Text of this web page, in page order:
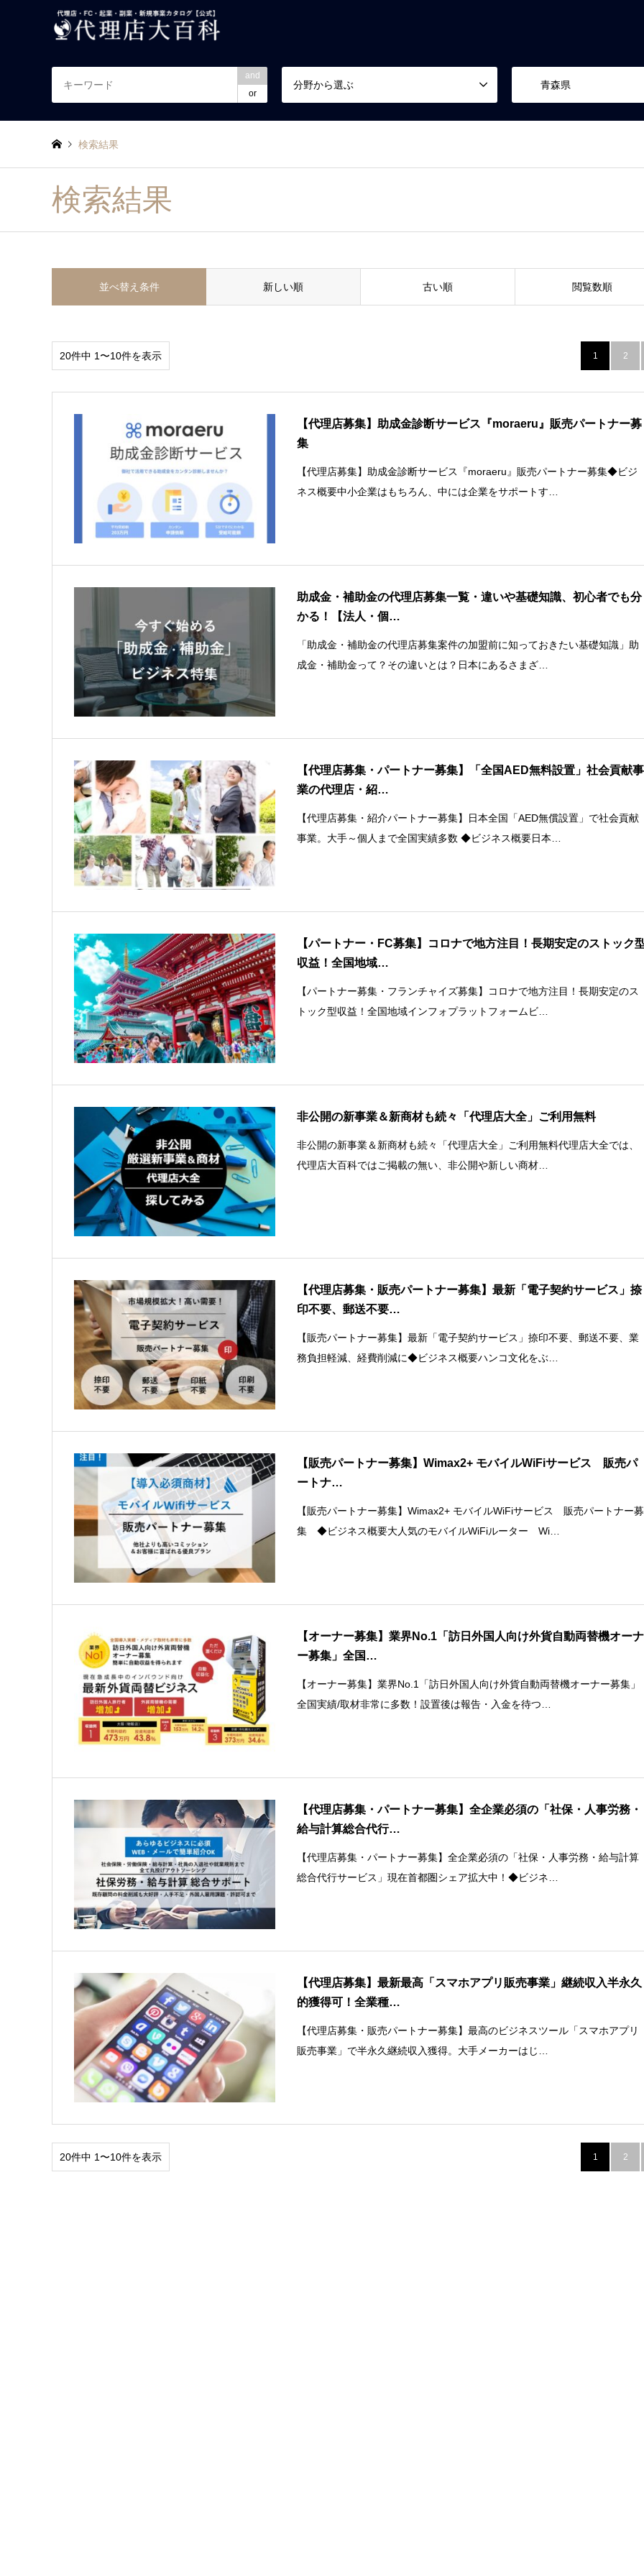
and
or
分野から選ぶ 青森県
検索結果
検索結果
並べ替え条件 新しい順 古い順 閲覧数順
20件中 1〜10件を表示 1 2
【代理店募集】助成金診断サービス『moraeru』販売パートナー募
集
【代理店募集】助成金診断サービス『moraeru』販売パートナー募集◆ビジ
ネス概要中小企業はもちろん、中には企業をサポートす…
助成金・補助金の代理店募集一覧・違いや基礎知識、初心者でも分
かる！【法人・個…
「助成金・補助金の代理店募集案件の加盟前に知っておきたい基礎知識」助
成金・補助金って？その違いとは？日本にあるさまざ…
【代理店募集・パートナー募集】「全国AED無料設置」社会貢献事
業の代理店・紹…
【代理店募集・紹介パートナー募集】日本全国「AED無償設置」で社会貢献
事業。大手～個人まで全国実績多数 ◆ビジネス概要日本…
【パートナー・FC募集】コロナで地方注目！長期安定のストック
収益！全国地域…
【パートナー募集・フランチャイズ募集】コロナで地方注目！長期安定のス
トック型収益！全国地域インフォプラットフォームビ…
非公開の新事業＆新商材も続々「代理店大全」ご利用無料
非公開の新事業＆新商材も続々「代理店大全」ご利用無料代理店大全では、
代理店大百科ではご掲載の無い、非公開や新しい商材…
【代理店募集・販売パートナー募集】最新「電子契約サービス」捺
印不要、郵送不要…
【販売パートナー募集】最新「電子契約サービス」捺印不要、郵送不要、業
務負担軽減、経費削減に◆ビジネス概要ハンコ文化をぶ…
【販売パートナー募集】Wimax2+ モバイルWiFiサービス 販売パ
ートナ…
【販売パートナー募集】Wimax2+ モバイルWiFiサービス 販売パートナー募
集 ◆ビジネス概要大人気のモバイルWiFiルーター Wi…
【オーナー募集】業界No.1「訪日外国人向け外貨自動両替機オーナ
ー募集」全国…
【オーナー募集】業界No.1「訪日外国人向け外貨自動両替機オーナー募集」
全国実績/取材非常に多数！設置後は報告・入金を待つ…
【代理店募集・パートナー募集】全企業必須の「社保・人事労務・
給与計算総合代行…
【代理店募集・パートナー募集】全企業必須の「社保・人事労務・給与計算
総合代行サービス」現在首都圏シェア拡大中！◆ビジネ…
【代理店募集】最新最高「スマホアプリ販売事業」継続収入半永久
的獲得可！全業種…
【代理店募集・販売パートナー募集】最高のビジネスツール「スマホアプリ
販売事業」で半永久継続収入獲得。大手メーカーはじ…
20件中 1〜10件を表示 1 2